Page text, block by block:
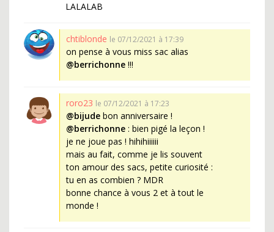
LALALAB
chtiblonde le 07/12/2021 à 17:39
on pense à vous miss sac alias
@berrichonne !!!
roro23 le 07/12/2021 à 17:23
@bijude bon anniversaire !
@berrichonne : bien pigé la leçon !
je ne joue pas ! hihihiiiiii
mais au fait, comme je lis souvent
ton amour des sacs, petite curiosité :
tu en as combien ? MDR
bonne chance à vous 2 et à tout le
monde !